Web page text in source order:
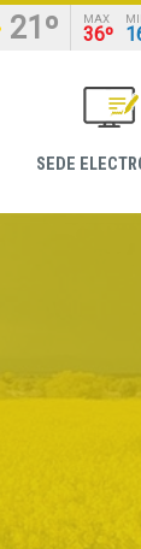
21º MAX
36º
SEDE